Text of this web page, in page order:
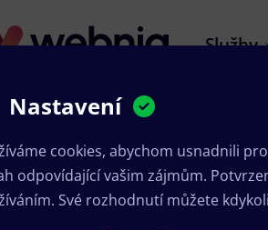
Služby
Akční letáky v Chvaleticích
Nastavení
cookies, abychom usnadnili
odpovídající vašim zájmům.
Své rozhodnutí můžete